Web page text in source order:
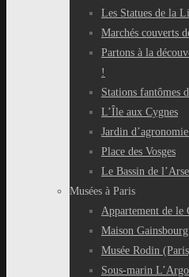
Les Statues de la
Marchés couverts
Partons à la
!
Stations fantômes
L’Île aux Cygnes
Jardin
Place des Vosges
Le Bassin de
Musées à Paris
Appartement de le
Maison Gainsbourg
Musée Rodin
Sous-marin